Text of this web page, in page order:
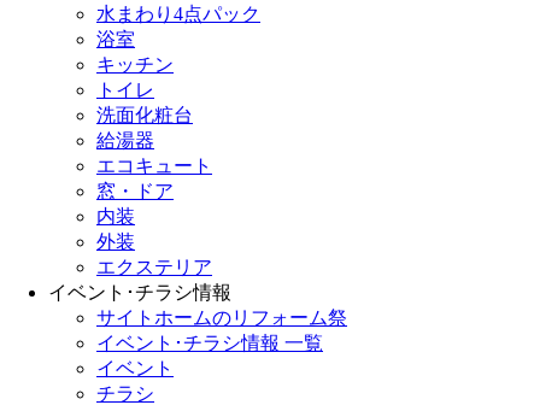
水まわり4点パック
浴室
キッチン
トイレ
洗面化粧台
給湯器
エコキュート
窓・ドア
内装
外装
エクステリア
イベント･チラシ情報
サイトホームのリフォーム祭
イベント･チラシ情報 一覧
イベント
チラシ